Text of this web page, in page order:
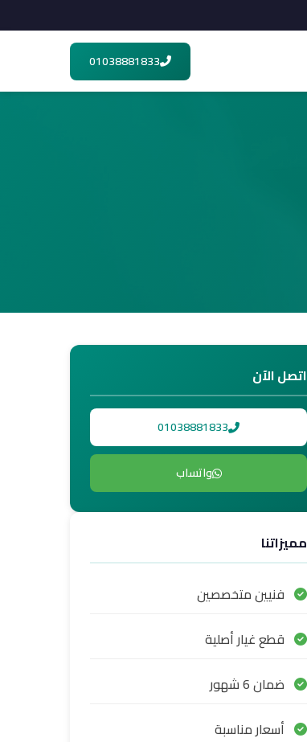
01038881833
اتصل الآن
01038881833
واتساب
مميزاتنا
فنيين متخصصين
قطع غيار أصلية
ضمان 6 شهور
أسعار مناسبة